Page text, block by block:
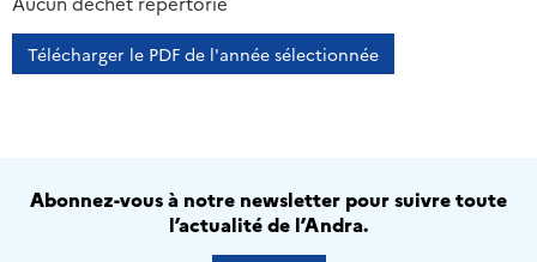
Télécharger le PDF de l'année sélectionnée
Abonnez-vous à notre newsletter pour suivre toute
l’actualité de l’Andra.